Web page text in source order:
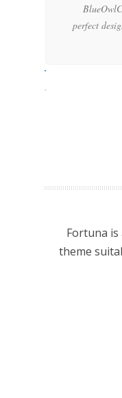
perfect
Stoner
Manager
Fortuna is
theme